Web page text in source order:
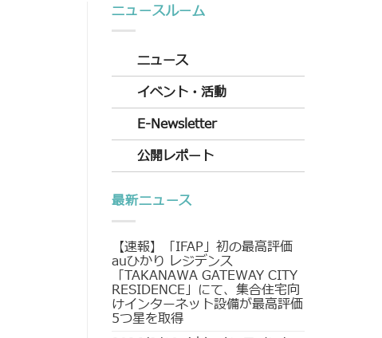
ニュースルーム
ニュース
イベント・活動
E-Newsletter
公開レポート
最新ニュース
【速報】「IFAP」初の最高評価
auひかり レジデンス
「TAKANAWA GATEWAY CITY
RESIDENCE」にて、集合住宅向
けインターネット設備が最高評価
5つ星を取得